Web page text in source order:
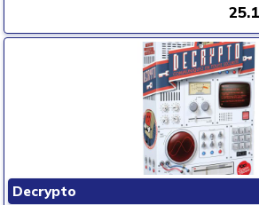
Decrypto